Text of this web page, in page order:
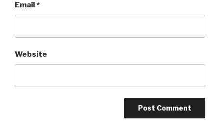
Email*
Website